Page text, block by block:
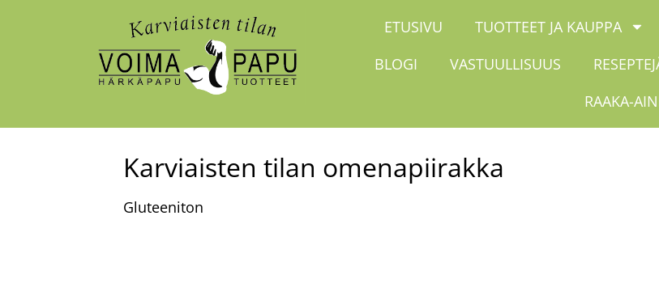
ETUSIVU TUOTTEET JA KAUPPA
BLOGI
VASTUULLISUUS
RAAKA-
Karviaisten tilan omenapiirakka
Gluteeniton